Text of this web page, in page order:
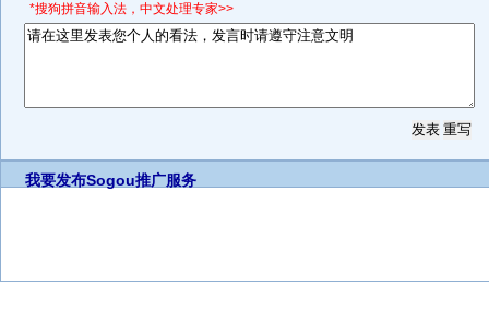
*搜狗拼音输入法，中文处理专家>>
我要发布Sogou推广服务